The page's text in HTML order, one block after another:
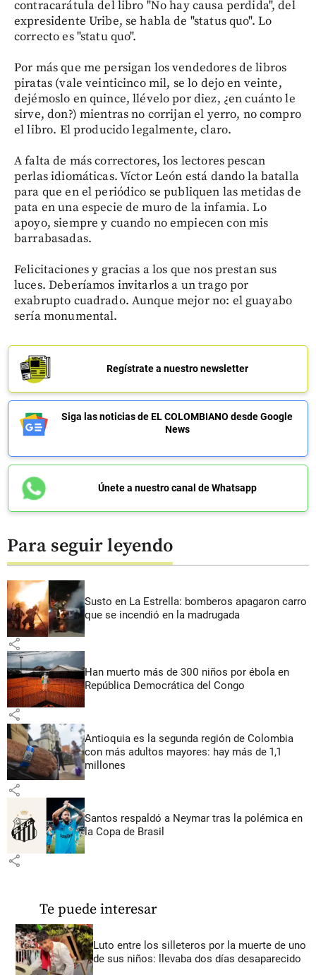
contracarátula del libro "No hay causa perdida", del
expresidente Uribe, se habla de "status quo". Lo
correcto es "statu quo".
Por más que me persigan los vendedores de libros
piratas (vale veinticinco mil, se lo dejo en veinte,
dejémoslo en quince, llévelo por diez, ¿en cuánto le
sirve, don?) mientras no corrijan el yerro, no compro
el libro. El producido legalmente, claro.
A falta de más correctores, los lectores pescan
perlas idiomáticas. Víctor León está dando la batalla
para que en el periódico se publiquen las metidas de
pata en una especie de muro de la infamia. Lo
apoyo, siempre y cuando no empiecen con mis
barrabasadas.
Felicitaciones y gracias a los que nos prestan sus
luces. Deberíamos invitarlos a un trago por
exabrupto cuadrado. Aunque mejor no: el guayabo
sería monumental.
Regístrate a nuestro newsletter
Siga las noticias de EL COLOMBIANO desde Google
News
Únete a nuestro canal de Whatsapp
Para seguir leyendo
Susto en La Estrella: bomberos apagaron carro
que se incendió en la madrugada
share
Han muerto más de 300 niños por ébola en
República Democrática del Congo
share
Antioquia es la segunda región de Colombia
con más adultos mayores: hay más de 1,1
millones
share
Santos respaldó a Neymar tras la polémica en
la Copa de Brasil
share
Te puede interesar
Luto entre los silleteros por la muerte de uno
de sus niños: llevaba dos días desaparecido